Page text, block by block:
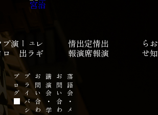
せ
出
演
情
報
定
席
出
演
情
報
レ
ギ
ュ
ラ
ー
出
演
プ
ロ
フ
ィ
ー
お問い合わせ
お問い合わせ
ブログ